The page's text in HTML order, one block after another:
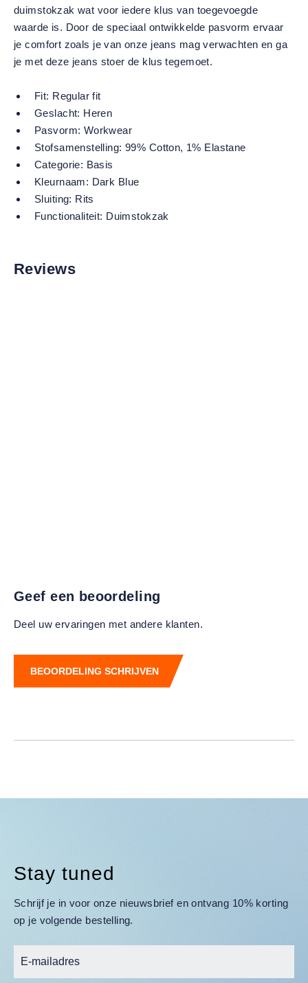
duimstokzak wat voor iedere klus van toegevoegde
waarde is. Door de speciaal ontwikkelde pasvorm ervaar
je comfort zoals je van onze jeans mag verwachten en ga
je met deze jeans stoer de klus tegemoet.
Fit: Regular fit
Geslacht: Heren
Pasvorm: Workwear
Stofsamenstelling: 99% Cotton, 1% Elastane
Categorie: Basis
Kleurnaam: Dark Blue
Sluiting: Rits
Functionaliteit: Duimstokzak
Reviews
Geef een beoordeling
Deel uw ervaringen met andere klanten.
BEOORDELING SCHRIJVEN
Stay tuned
Schrijf je in voor onze nieuwsbrief en ontvang 10% korting
op je volgende bestelling.